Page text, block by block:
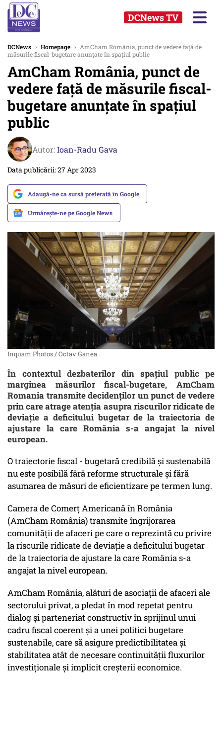
DCNews TV
DCNews › Homepage › AmCham România, punct de vedere față de
măsurile fiscal-bugetare anunțate în spațiul public
AmCham România, punct de
vedere față de măsurile fiscal-
bugetare anunțate în spațiul
public
Autor:Ioan-Radu Gava
Data publicării: 27 Apr 2023
Adaugă-ne ca sursă preferată în Google
Urmărește-ne pe Google News
Inquam Photos / Octav Ganea
În contextul dezbaterilor din spațiul public pe
marginea măsurilor fiscal-bugetare, AmCham
Romania transmite decidenților un punct de vedere
prin care atrage atenția asupra riscurilor ridicate de
deviație a deficitului bugetar de la traiectoria de
ajustare la care România s-a angajat la nivel
european.
O traiectorie fiscal - bugetară credibilă și sustenabilă
nu este posibilă fără reforme structurale și fără
asumarea de măsuri de eficientizare pe termen lung.
Camera de Comerț Americană în România
(AmCham România) transmite îngrijorarea
comunității de afaceri pe care o reprezintă cu privire
la riscurile ridicate de deviație a deficitului bugetar
de la traiectoria de ajustare la care România s-a
angajat la nivel european.
AmCham România, alături de asociații de afaceri ale
sectorului privat, a pledat în mod repetat pentru
dialog și parteneriat constructiv în sprijinul unui
cadru fiscal coerent și a unei politici bugetare
sustenabile, care să asigure predictibilitatea și
stabilitatea atât de necesare continuității fluxurilor
investiționale și implicit creșterii economice.